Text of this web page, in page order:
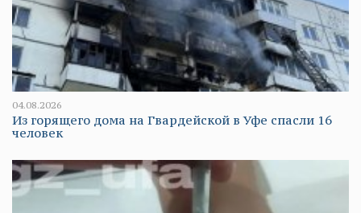
04.08.2026
Из горящего дома на Гвардейской в Уфе спасли 16
человек